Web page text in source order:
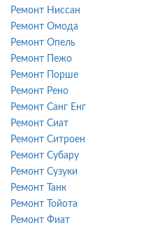
Ремонт Ниссан
Ремонт Омода
Ремонт Опель
Ремонт Пежо
Ремонт Порше
Ремонт Рено
Ремонт Санг Енг
Ремонт Сиат
Ремонт Ситроен
Ремонт Субару
Ремонт Сузуки
Ремонт Танк
Ремонт Тойота
Ремонт Фиат